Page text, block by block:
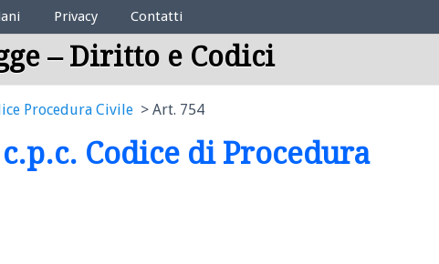
Privacy Contatti
– Diritto e Codici
Procedura Civile Art. 754
Codice di Procedura